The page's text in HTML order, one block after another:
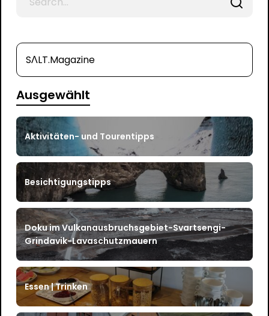
SΛLT.Magazine
Ausgewählt
Aktivitäten- und Tourentipps
Besichtigungstipps
Doku im Vulkanausbruchsgebiet-Svartsengi-
Grindavik-Lavaschutzmauern
Essen | Trinken